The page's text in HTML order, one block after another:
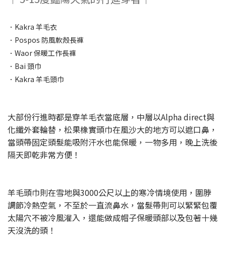
．Kakra 羊毛衣
．Pospos 防風軟殼長褲
．Waor 保暖工作長褲
．Bai 頭巾
．Kakra 羊毛頭巾
大部份行進時都是穿羊毛衣當底層，中層以Alpha direct與
化纖外套輪替，松果橡實頭巾在風沙大的地方可以遮口鼻，
當頭帶固定頭髮能吸附汗水也能保暖，一物多用，晚上洗後
隔天即乾非常方便！
羊毛頭巾則在雪地與3000公尺以上的寒冷情境使用，圍脖
調節冷熱空氣，不至於一直流鼻水，當髮帶則可以緊緊包覆
太陽穴不被冷風灌入，還能做成帽子保暖頭部以及包著十幾
天沒洗的頭！